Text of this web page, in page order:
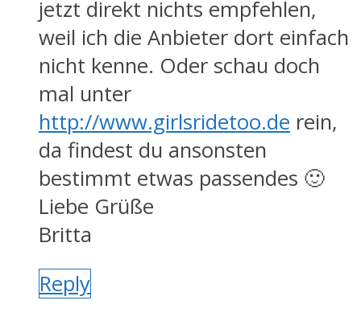
jetzt direkt nichts empfehlen,
weil ich die Anbieter dort einfach
nicht kenne. Oder schau doch
mal unter
http://www.girlsridetoo.de rein,
da findest du ansonsten
bestimmt etwas passendes 🙂
Liebe Grüße
Britta
Reply